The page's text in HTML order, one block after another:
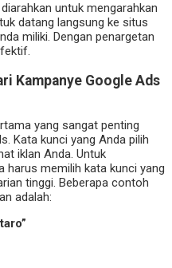
untuk mengarahkan
datang langsung ke situs
miliki. Dengan penargetan
Kampanye Google Ads
yang sangat penting
Kata kunci yang Anda pilih
iklan Anda. Untuk
harus memilih kata kunci yang
tinggi. Beberapa contoh
adalah: